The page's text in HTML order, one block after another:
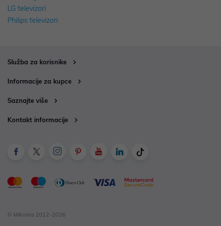
LG televizori
Philips televizori
Služba za korisnike
Informacije za kupce
Saznajte više
Kontakt informacije
© Mikronis 2012-2026